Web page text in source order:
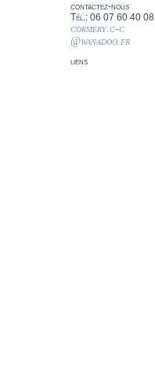
contactez-nous
Tél.: 06 07 60 40 08
cormery.c-c
@wanadoo.fr
liens